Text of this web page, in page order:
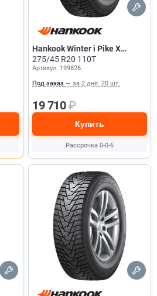
Hankook Winter i Pike X
W429A
275/45 R20 110T
Артикул: 199826
Под заказ — за 2 дня: 20 шт.
19 710₽
Купить
Рассрочка 0-0-6